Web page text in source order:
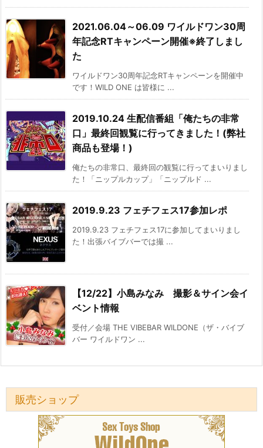
2021.06.04～06.09 ワイルドワン30周
年記念RTキャンペーン開催※終了しまし
た
ワイルドワン30周年記念RTキャンペーンを開催中
です！WILD ONE は皆様に ...
2019.10.24 生配信番組「俺たちの非常
口」最終回観覧に行ってきました！(弊社
商品も登場！)
俺たちの非常口、最終回の観覧に行ってまいりまし
た！「ニップルカップ」「ニップルド ...
2019.9.23 フェチフェス17参加レポ
2019.9.23 フェチフェス17に参加してまいりまし
た！出張バイブバーでは撮 ...
【12/22】小島みなみ 撮影＆サイン会イ
ベント情報
受付／会場 THE VIBEBAR WILDONE（ザ・バイブ
バー ワイルドワン ...
販売ショップ